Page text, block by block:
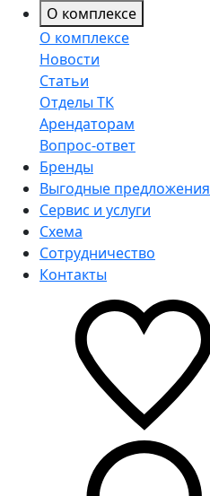
О комплексе
О комплексе
Новости
Статьи
Отделы ТК
Арендаторам
Вопрос-ответ
Бренды
Выгодные предложения
Сервис и услуги
Схема
Сотрудничество
Контакты